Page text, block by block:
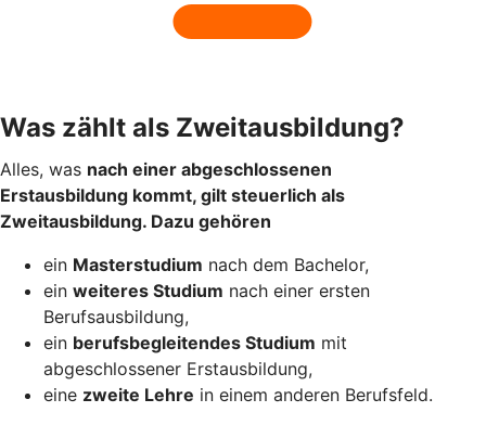
Was zählt als Zweitausbildung?
Alles, was nach einer abgeschlossenen
Erstausbildung kommt, gilt steuerlich als
Zweitausbildung. Dazu gehören
ein Masterstudium nach dem Bachelor,
ein weiteres Studium nach einer ersten
Berufsausbildung,
ein berufsbegleitendes Studium mit
abgeschlossener Erstausbildung,
eine zweite Lehre in einem anderen Berufsfeld.